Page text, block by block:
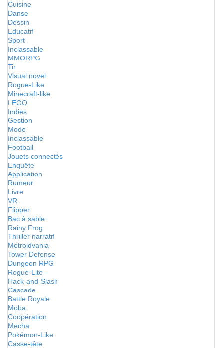
Cuisine
Danse
Dessin
Educatif
Sport
Inclassable
MMORPG
Tir
Visual novel
Rogue-Like
Minecraft-like
LEGO
Indies
Gestion
Mode
Inclassable
Football
Jouets connectés
Enquête
Application
Rumeur
Livre
VR
Flipper
Bac à sable
Rainy Frog
Thriller narratif
Metroidvania
Tower Defense
Dungeon RPG
Rogue-Lite
Hack-and-Slash
Cascade
Battle Royale
Moba
Coopération
Mecha
Pokémon-Like
Casse-tête